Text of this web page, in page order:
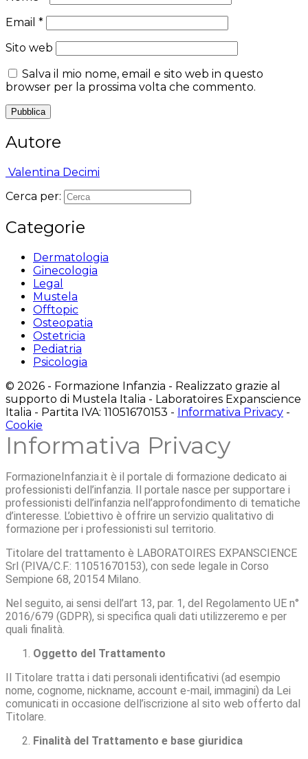
Email *
Sito web
Salva il mio nome, email e sito web in questo
browser per la prossima volta che commento.
Autore
Valentina Decimi
Cerca per:
Categorie
Dermatologia
Ginecologia
Legal
Mustela
Offtopic
Osteopatia
Ostetricia
Pediatria
Psicologia
© 2026 - Formazione Infanzia - Realizzato grazie al
supporto di Mustela Italia - Laboratoires Expanscience
Italia - Partita IVA: 11051670153 - Informativa Privacy -
Cookie
Informativa Privacy
FormazioneInfanzia.it è il portale di formazione dedicato ai
professionisti dell’infanzia. Il portale nasce per supportare i
professionisti dell’infanzia nell’approfondimento di tematiche
d’interesse. L’obiettivo è offrire un servizio qualitativo di
formazione per i professionisti sul territorio.
Titolare del trattamento è LABORATOIRES EXPANSCIENCE
Srl (P.IVA/C.F.: 11051670153), con sede legale in Corso
Sempione 68, 20154 Milano.
Nel seguito, ai sensi dell’art 13, par. 1, del Regolamento UE n°
2016/679 (GDPR), si specifica quali dati utilizzeremo e per
quali finalità.
Oggetto del Trattamento
Il Titolare tratta i dati personali identificativi (ad esempio
nome, cognome, nickname, account e-mail, immagini) da Lei
comunicati in occasione dell’iscrizione al sito web offerto dal
Titolare.
Finalità del Trattamento e base giuridica